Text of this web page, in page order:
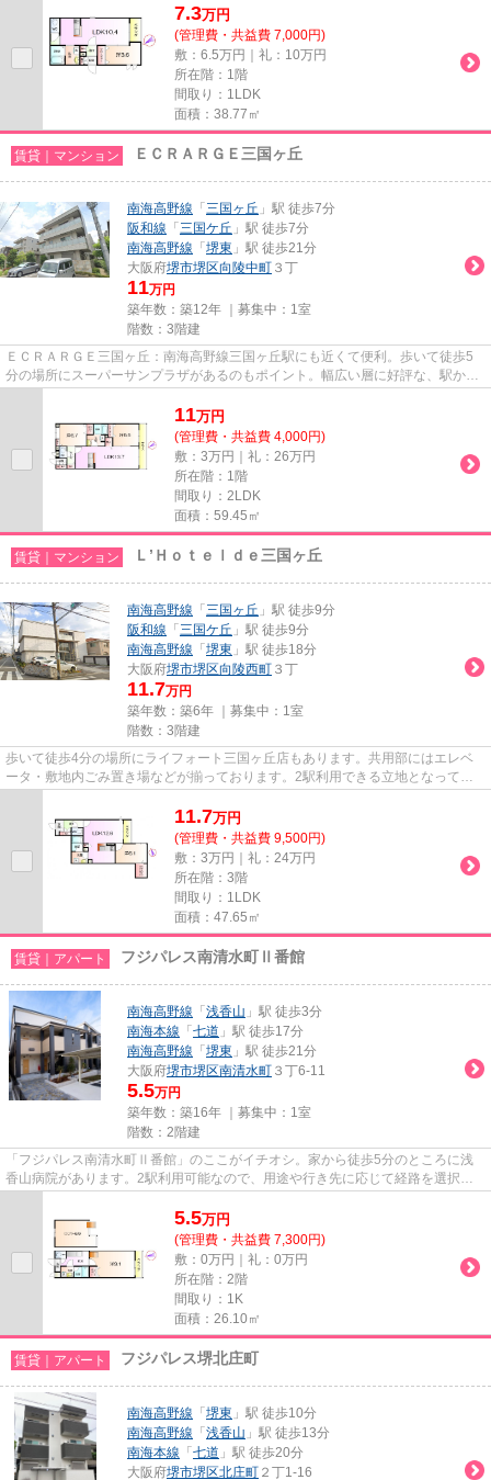
7.3万円
(管理費・共益費 7,000円)
敷：6.5万円｜礼：10万円
所在階：1階
間取り：1LDK
面積：38.77㎡
賃貸｜マンション ＥＣＲＡＲＧＥ三国ヶ丘
南海高野線 「 三国ヶ丘 」駅 徒歩7分
阪和線 「 三国ケ丘 」駅 徒歩7分
南海高野線 「 堺東 」駅 徒歩21分
大阪府堺市堺区向陵中町 ３丁
11万円
築年数：築12年 ｜募集中： 1室
階数：3階建
ＥＣＲＡＲＧＥ三国ヶ丘：南海高野線三国ヶ丘駅にも近くて便利。歩いて徒歩5
分の場所にスーパーサンプラザがあるのもポイント。幅広い層に好評な、駅から
11万円
(管理費・共益費 4,000円)
敷：3万円｜礼：26万円
所在階：1階
間取り：2LDK
面積：59.45㎡
賃貸｜マンション Ｌ’Ｈｏｔｅｌｄｅ三国ヶ丘
南海高野線 「 三国ヶ丘 」駅 徒歩9分
阪和線 「 三国ケ丘 」駅 徒歩9分
南海高野線 「 堺東 」駅 徒歩18分
大阪府堺市堺区向陵西町 ３丁
11.7万円
築年数：築6年 ｜募集中： 1室
階数：3階建
歩いて徒歩4分の場所にライフォート三国ヶ丘店もあります。共用部にはエレベ
ータ・敷地内ごみ置き場などが揃っております。2駅利用できる立地となってい
11.7万円
(管理費・共益費 9,500円)
敷：3万円｜礼：24万円
所在階：3階
間取り：1LDK
面積：47.65㎡
賃貸｜アパート フジパレス南清水町Ⅱ番館
南海高野線 「 浅香山 」駅 徒歩3分
南海本線 「 七道 」駅 徒歩17分
南海高野線 「 堺東 」駅 徒歩21分
大阪府堺市堺区南清水町 ３丁6-11
5.5万円
築年数：築16年 ｜募集中： 1室
階数：2階建
「フジパレス南清水町Ⅱ番館」のここがイチオシ。家から徒歩5分のところに浅
香山病院があります。2駅利用可能なので、用途や行き先に応じて経路を選択で
5.5万円
(管理費・共益費 7,300円)
敷：0万円｜礼：0万円
所在階：2階
間取り：1K
面積：26.10㎡
賃貸｜アパート フジパレス堺北庄町
南海高野線 「 堺東 」駅 徒歩10分
南海高野線 「 浅香山 」駅 徒歩13分
南海本線 「 七道 」駅 徒歩20分
大阪府堺市堺区北庄町 ２丁1-16